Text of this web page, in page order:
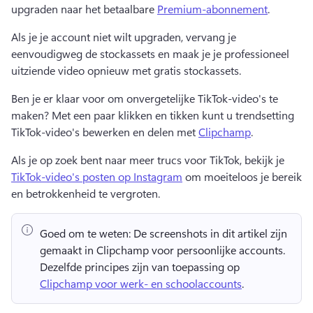
upgraden naar het betaalbare Premium-abonnement.
Als je je account niet wilt upgraden, vervang je
eenvoudigweg de stockassets en maak je je professioneel
uitziende video opnieuw met gratis stockassets.
Ben je er klaar voor om onvergetelijke TikTok-video's te
maken? Met een paar klikken en tikken kunt u trendsetting
TikTok-video's bewerken en delen met Clipchamp.
Als je op zoek bent naar meer trucs voor TikTok, bekijk je
TikTok-video's posten op Instagram om moeiteloos je bereik
en betrokkenheid te vergroten.
Goed om te weten: De screenshots in dit artikel zijn
Clipchamp voor werk- en schoolaccounts.